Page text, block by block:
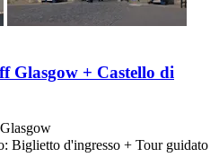
Glasgow + Castello di
Biglietto d'ingresso + Tour guidato